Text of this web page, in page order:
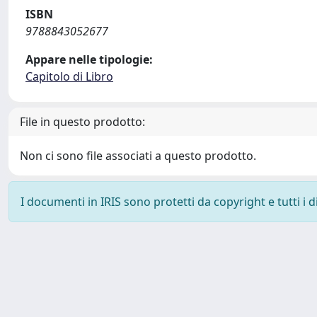
ISBN
9788843052677
Appare nelle tipologie:
Capitolo di Libro
File in questo prodotto:
Non ci sono file associati a questo prodotto.
I documenti in IRIS sono protetti da copyright e tutti i